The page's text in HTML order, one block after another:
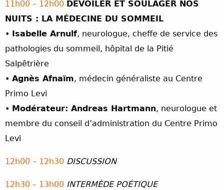
11h00 – 12h00 DÉVOILER ET SOULAGER NOS
NUITS : LA MÉDECINE DU SOMMEIL
• Isabelle Arnulf, neurologue, cheffe de service des
pathologies du sommeil, hôpital de la Pitié
Salpêtrière
• Agnès Afnaïm, médecin généraliste au Centre
Primo Levi
• Modérateur: Andreas Hartmann, neurologue et
membre du conseil d’administration du Centre Primo
Levi
12h00 – 12h30 DISCUSSION
12h30 – 13h00 INTERMÈDE POÉTIQUE